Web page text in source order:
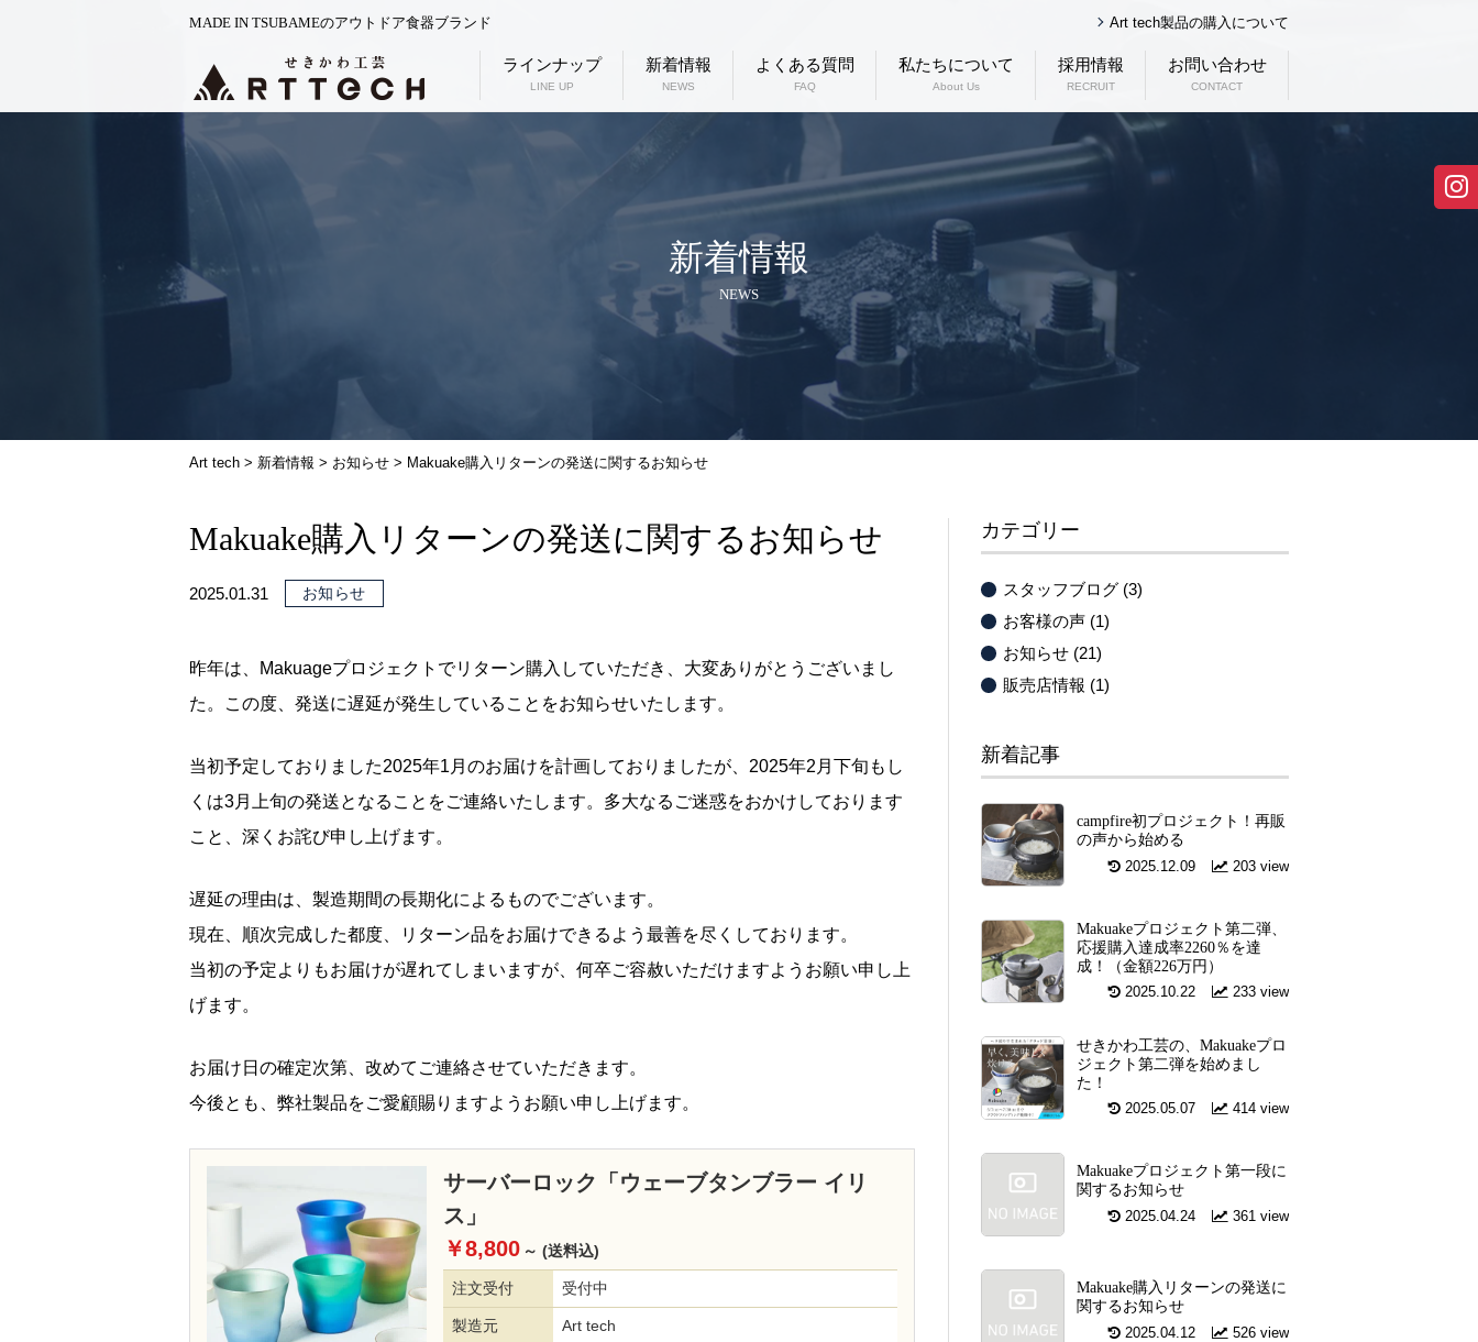
MADE IN TSUBAMEのアウトドア食器ブランド Art tech製品の購入について
ラインナップ
LINE UP
新着情報
NEWS
よくある質問
FAQ
私たちについて
About Us
採用情報
RECRUIT
お問い合わせ
CONTACT
新着情報
NEWS
Art tech > 新着情報 > お知らせ > Makuake購入リターンの発送に関するお知らせ
Makuake購入リターンの発送に関するお知らせ
2025.01.31 お知らせ
昨年は、Makuageプロジェクトでリターン購入していただき、大変ありがとうございまし
た。この度、発送に遅延が発生していることをお知らせいたします。
当初予定しておりました2025年1月のお届けを計画しておりましたが、2025年2月下旬もし
くは3月上旬の発送となることをご連絡いたします。多大なるご迷惑をおかけしております
こと、深くお詫び申し上げます。
遅延の理由は、製造期間の長期化によるものでございます。
現在、順次完成した都度、リターン品をお届けできるよう最善を尽くしております。
当初の予定よりもお届けが遅れてしまいますが、何卒ご容赦いただけますようお願い申し上
げます。
お届け日の確定次第、改めてご連絡させていただきます。
今後とも、弊社製品をご愛顧賜りますようお願い申し上げます。
カテゴリー
スタッフブログ (3)
お客様の声 (1)
お知らせ (21)
販売店情報 (1)
新着記事
campfire初プロジェクト！再販
の声から始める
203 view
2025.12.09
Makuakeプロジェクト第二弾、
応援購入達成率2260％を達
成！（金額226万円）
233 view
2025.10.22
せきかわ工芸の、Makuakeプロ
ジェクト第二弾を始めまし
た！
414 view
2025.05.07
Makuakeプロジェクト第一段に
関するお知らせ
361 view
2025.04.24
Makuake購入リターンの発送に
関するお知らせ
526 view
2025.04.12